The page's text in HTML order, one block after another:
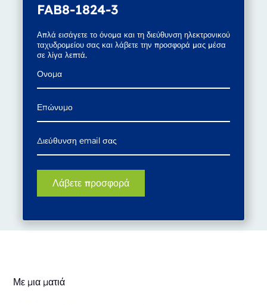
FAB8-1824-3
Απλά εισάγετε το όνομα και τη διεύθυνση ηλεκτρονικού
ταχυδρομείου σας και λάβετε την προσφορά μας μέσα
σε λίγα λεπτά.
Με μια ματιά